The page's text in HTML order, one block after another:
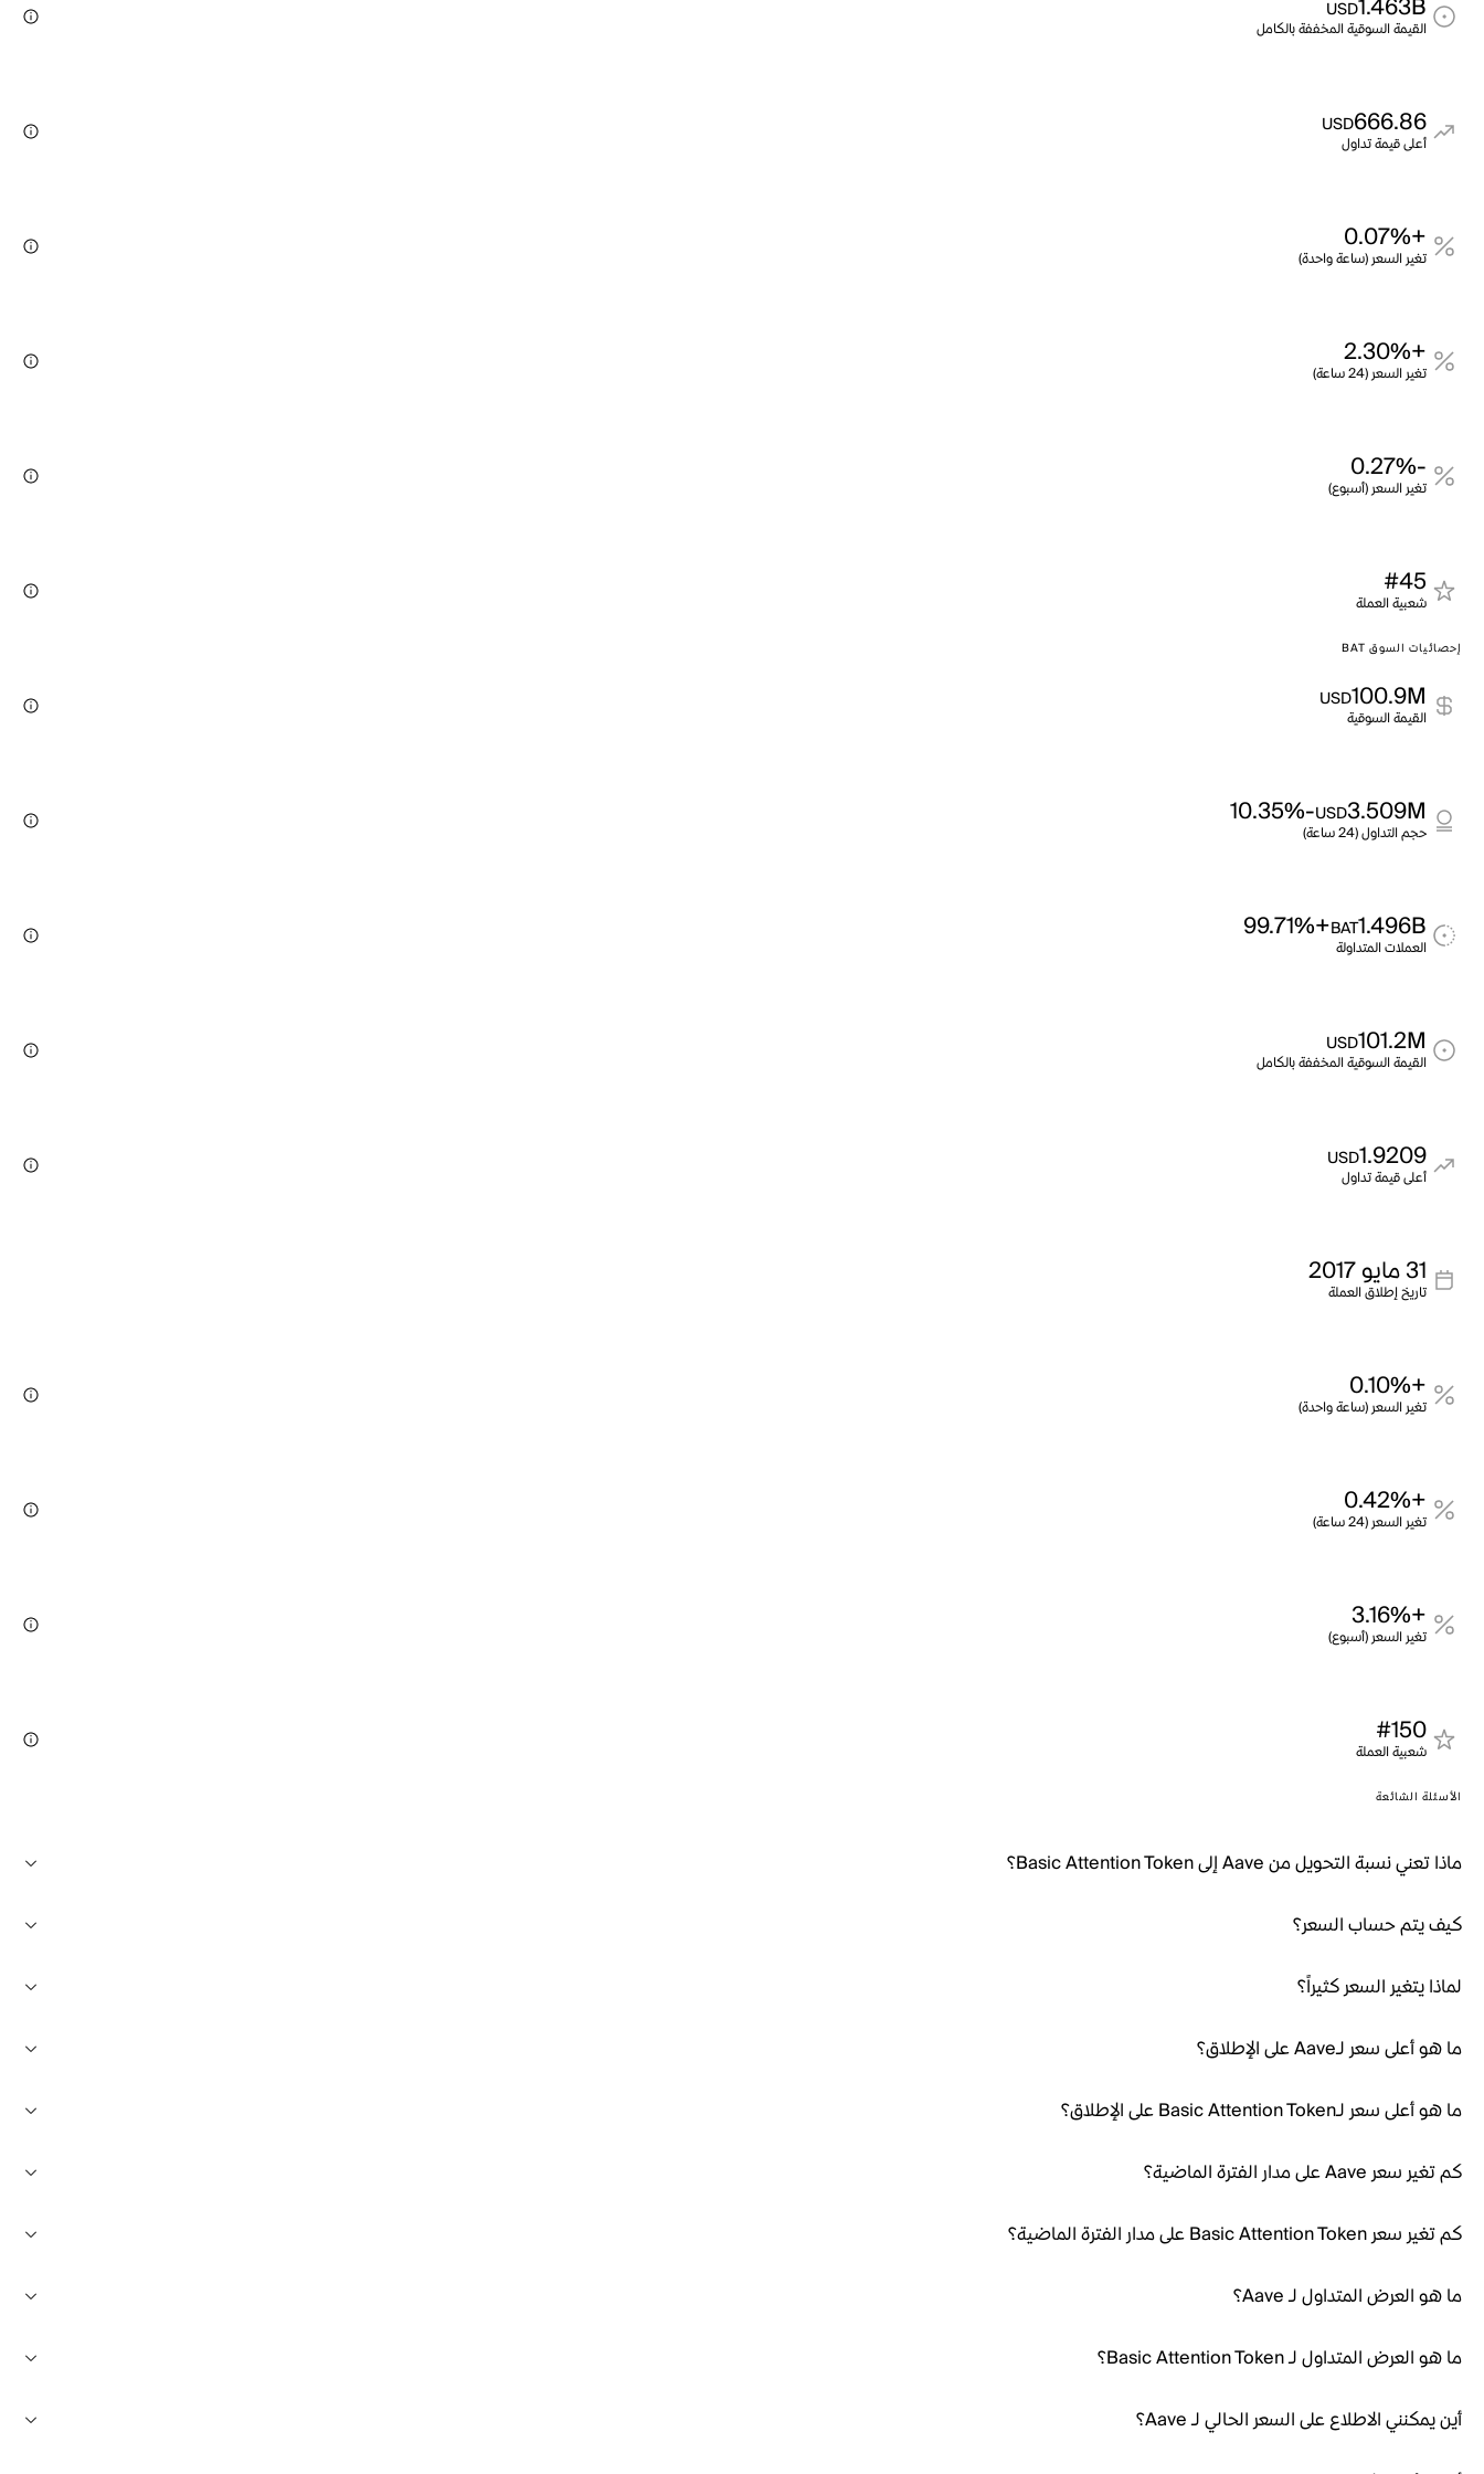
1.463B
USD
القيمة السوقية المخففة بالكامل
666.86
USD
أعلى قيمة تداول
+0.07%
تغير السعر (ساعة واحدة)
+2.30%
تغير السعر (24 ساعة)
-0.27%
تغير السعر (أسبوع)
#45
شعبية العملة
إحصائيات السوق BAT
100.9M
USD
القيمة السوقية
3.509M
USD
-10.35%
حجم التداول (24 ساعة)
1.496B
BAT
+99.71%
العملات المتداولة
101.2M
USD
القيمة السوقية المخففة بالكامل
1.9209
USD
أعلى قيمة تداول
31 مايو 2017
تاريخ إطلاق العملة
+0.10%
تغير السعر (ساعة واحدة)
+0.42%
تغير السعر (24 ساعة)
+3.16%
تغير السعر (أسبوع)
#150
شعبية العملة
الأسئلة الشائعة
ماذا تعني نسبة التحويل من Aave إلى Basic Attention Token؟
كيف يتم حساب السعر؟
لماذا يتغير السعر كثيراً؟
ما هو أعلى سعر لـAave على الإطلاق؟
ما هو أعلى سعر لـBasic Attention Token على الإطلاق؟
كم تغير سعر Aave على مدار الفترة الماضية؟
كم تغير سعر Basic Attention Token على مدار الفترة الماضية؟
ما هو العرض المتداول لـ Aave؟
ما هو العرض المتداول لـ Basic Attention Token؟
أين يمكنني الاطلاع على السعر الحالي لـ Aave؟